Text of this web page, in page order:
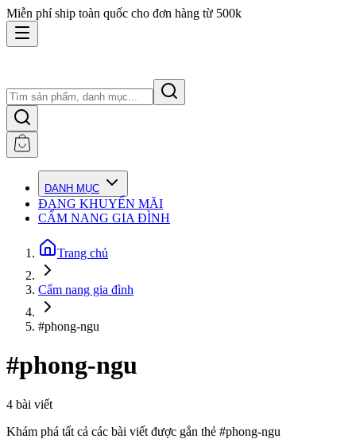
Miễn phí ship toàn quốc cho đơn hàng từ 500k
DANH MỤC
ĐANG KHUYẾN MÃI
CẨM NANG GIA ĐÌNH
Trang chủ
Cẩm nang gia đình
#phong-ngu
#phong-ngu
4 bài viết
Khám phá tất cả các bài viết được gắn thẻ #phong-ngu